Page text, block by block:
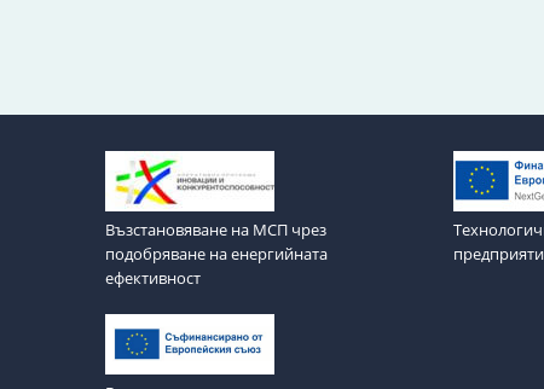
Възстановяване на МСП чрез
подобряване на енергийната
ефективност